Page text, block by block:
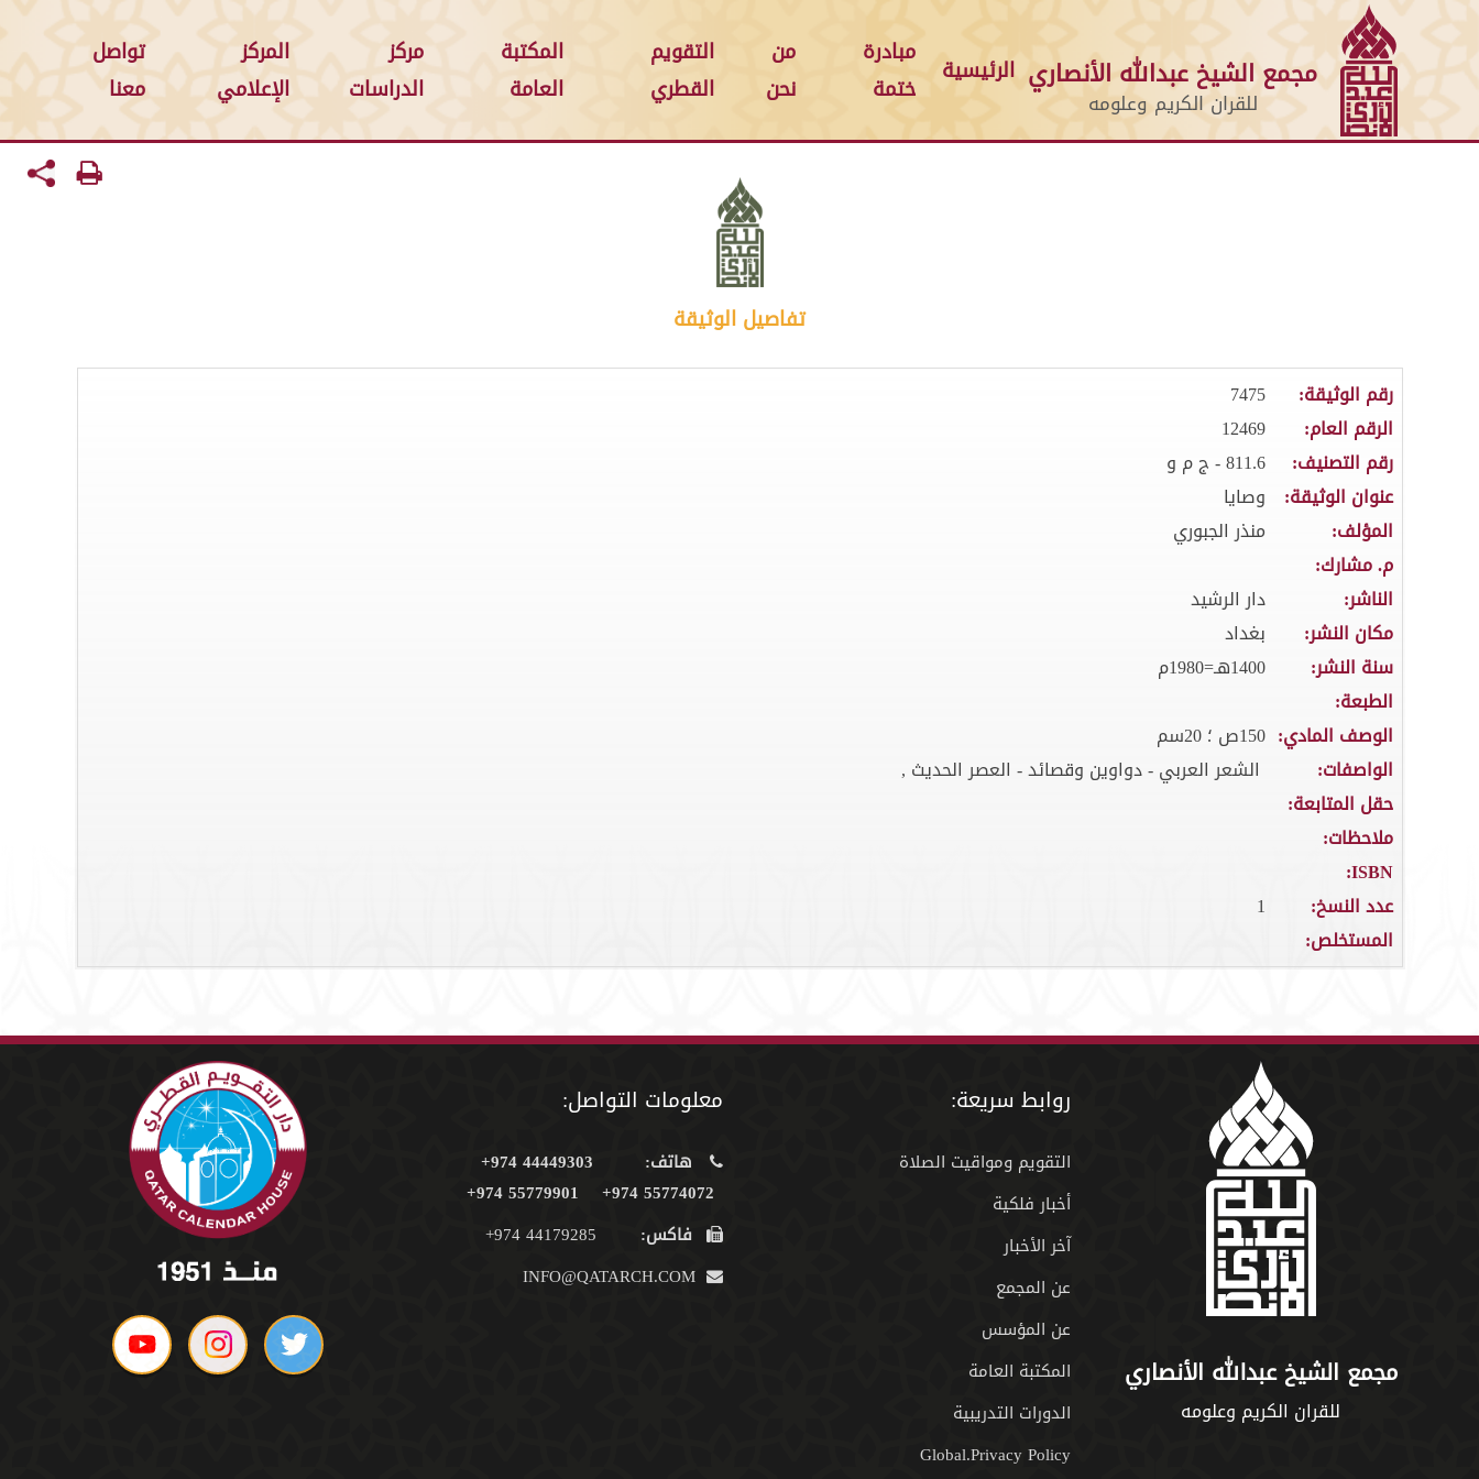
مجمع الشيخ عبدالله الأنصاري
للقران الكريم وعلومه
الرئيسية
مبادرة
ختمة
من
نحن
التقويم
القطري
المكتبة
العامة
مركز
الدراسات
المركز
الإعلامي
تواصل
معنا
تفاصيل الوثيقة
رقم الوثيقة:
7475
الرقم العام:
12469
رقم التصنيف:
811.6 - ج م و
عنوان الوثيقة:
وصايا
المؤلف:
منذر الجبوري
م. مشارك:
الناشر:
دار الرشيد
مكان النشر:
بغداد
سنة النشر:
1400هـ=1980م
الطبعة:
الوصف المادي: 150ص ؛ 20سم
الواصفات:
الشعر العربي - دواوين وقصائد - العصر الحديث ,
حقل المتابعة:
ملاحظات:
ISBN:
عدد النسخ:
1
المستخلص:
مجمع الشيخ عبدالله الأنصاري
للقران الكريم وعلومه
روابط سريعة:
التقويم ومواقيت الصلاة
أخبار فلكية
آخر الأخبار
عن المجمع
عن المؤسس
المكتبة العامة
الدورات التدريبية
Global.Privacy Policy
معلومات التواصل:
هاتف:
44449303 974+
55774072 974+
55779901 974+
فاكس: